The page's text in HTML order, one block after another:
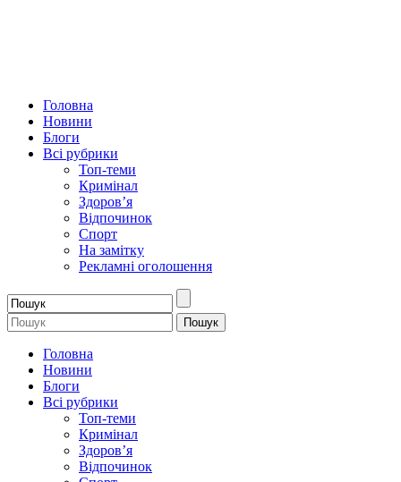
Головна
Новини
Блоги
Всі рубрики
Топ-теми
Кримінал
Здоров’я
Відпочинок
Спорт
На замітку
Рекламні оголошення
Головна
Новини
Блоги
Всі рубрики
Топ-теми
Кримінал
Здоров’я
Відпочинок